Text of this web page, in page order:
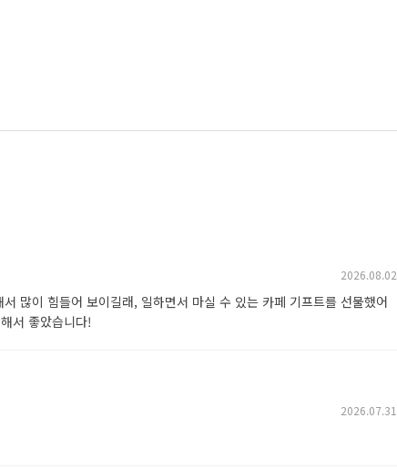
2026.08.02
많이 힘들어 보이길래, 일하면서 마실 수 있는 카페 기프트를 선물했어
서 좋았습니다!
2026.07.31